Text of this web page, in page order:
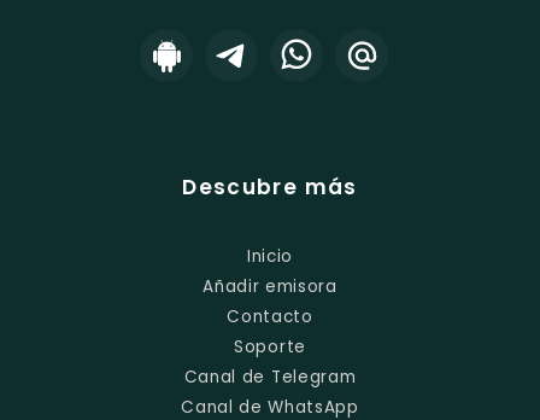
Descubre más
Inicio
Añadir emisora
Contacto
Soporte
Canal de Telegram
Canal de WhatsApp